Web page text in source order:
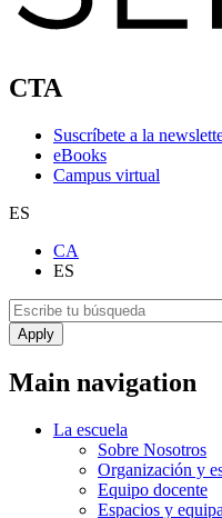
CTA
Suscríbete a la
eBooks
Campus virtual
ES
CA
ES
Main navigation
La escuela
Sobre Nosotros
Organización y
Equipo docente
Espacios y